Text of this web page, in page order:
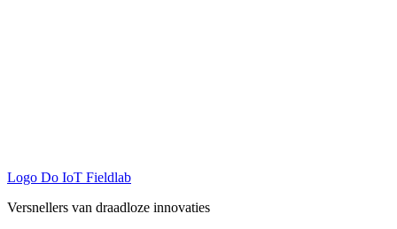
Logo Do IoT Fieldlab
Versnellers van draadloze innovaties